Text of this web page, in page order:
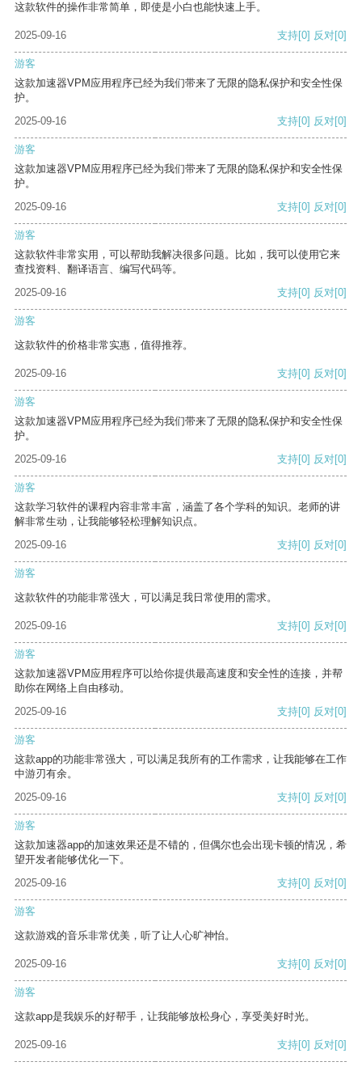
这款软件的操作非常简单，即使是小白也能快速上手。
2025-09-16 支持[0] 反对[0]
游客
这款加速器VPM应用程序已经为我们带来了无限的隐私保护和安全性保
护。
2025-09-16
支持[0] 反对[0]
游客
这款加速器VPM应用程序已经为我们带来了无限的隐私保护和安全性保
护。
2025-09-16
支持[0] 反对[0]
游客
这款软件非常实用，可以帮助我解决很多问题。比如，我可以使用它来
查找资料、翻译语言、编写代码等。
2025-09-16
支持[0] 反对[0]
游客
这款软件的价格非常实惠，值得推荐。
2025-09-16 支持[0] 反对[0]
游客
这款加速器VPM应用程序已经为我们带来了无限的隐私保护和安全性保
护。
2025-09-16
支持[0] 反对[0]
游客
这款学习软件的课程内容非常丰富，涵盖了各个学科的知识。老师的讲
解非常生动，让我能够轻松理解知识点。
2025-09-16
支持[0] 反对[0]
游客
这款软件的功能非常强大，可以满足我日常使用的需求。
2025-09-16 支持[0] 反对[0]
游客
这款加速器VPM应用程序可以给你提供最高速度和安全性的连接，并帮
助你在网络上自由移动。
2025-09-16
支持[0] 反对[0]
游客
这款app的功能非常强大，可以满足我所有的工作需求，让我能够在工作
中游刃有余。
2025-09-16
支持[0] 反对[0]
游客
这款加速器app的加速效果还是不错的，但偶尔也会出现卡顿的情况，希
望开发者能够优化一下。
2025-09-16
支持[0] 反对[0]
游客
这款游戏的音乐非常优美，听了让人心旷神怡。
2025-09-16 支持[0] 反对[0]
游客
这款app是我娱乐的好帮手，让我能够放松身心，享受美好时光。
2025-09-16 支持[0] 反对[0]